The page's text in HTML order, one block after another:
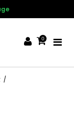
0
/